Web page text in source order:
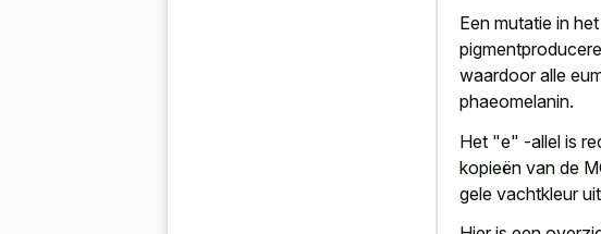
Een mutatie in
waardoor alle
phaeomelanin.
Het "e" -allel is
kopieën van de
gele vachtkleur